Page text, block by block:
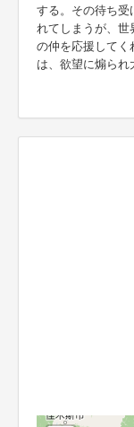
する。その待ち受
れてしまうが、世
の仲を応援してく
は、欲望に煽られ